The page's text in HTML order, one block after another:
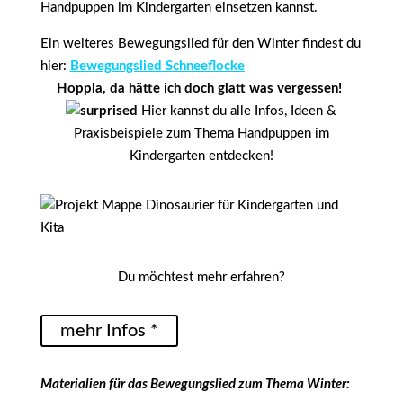
Handpuppen im Kindergarten einsetzen kannst.
Ein weiteres Bewegungslied für den Winter findest du
hier: Bewegungslied Schneeflocke
Hoppla, da hätte ich doch glatt was vergessen!
Hier kannst du alle Infos, Ideen &
Praxisbeispiele zum Thema Handpuppen im
Kindergarten entdecken!
Du möchtest mehr erfahren?
mehr Infos *
Materialien für das Bewegungslied zum Thema Winter: